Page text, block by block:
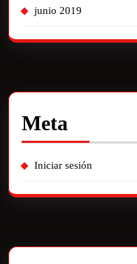
junio 2019
Meta
Iniciar sesión